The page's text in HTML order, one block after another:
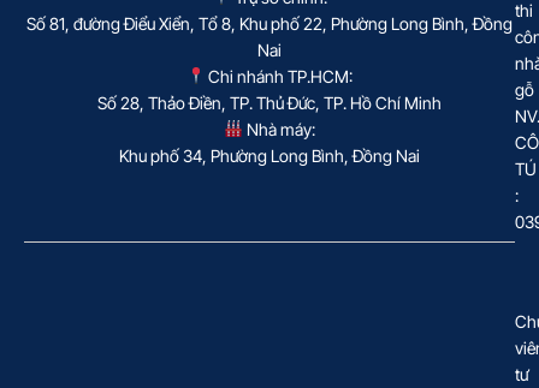
Số 81, đường Điểu Xiển, Tổ 8, Khu phố 22, Phường Long Bình, Đồng
Nai
Chi nhánh TP.HCM:
Số 28, Thảo Điền, TP. Thủ Đức, TP. Hồ Chí Minh
Nhà máy:
Khu phố 34, Phường Long Bình, Đồng Nai
thi
gỗ
NV.
TÚ
:
tư